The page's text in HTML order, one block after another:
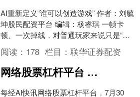
AI重新定义“谁可以创造游戏” 作者：刘毓
坤股民配资平台 编辑：杨睿琪 一帧卡
顿、一次掉线，对普通玩家来说只是“体
验差一点”，对职业选手来说，却意味着
输掉整场比....
阅读： 178 栏目：联华证券配资
网络股票杠杆平台 雷军：小米澎程N90 Max预售价29.99万元
每经AI快讯网络股票杠杆平台，7月30